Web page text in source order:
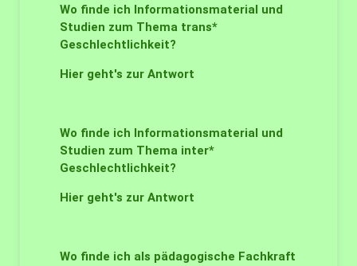
Wo finde ich Informationsmaterial und
Studien zum Thema trans*
Geschlechtlichkeit?
Hier geht's zur Antwort
Wo finde ich Informationsmaterial und
Studien zum Thema inter*
Geschlechtlichkeit?
Hier geht's zur Antwort
Wo finde ich als pädagogische Fachkraft